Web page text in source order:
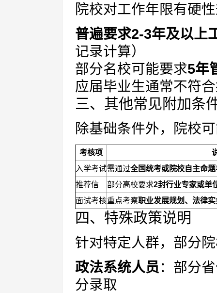
院校对工作年限有硬
普遍要求2-3年及以上
记录计算）
部分名校可能要求5年
应届毕业生通常不符
三、其他常见附加条
除基础条件外，院校
考核项
入学考试需通过全国统考或院校自主命
推荐信
部分高校要求2封行业专家或单
面试考核重点考察职业发展规划、法律
四、特殊政策说明
针对特定人群，部分
政法系统人员 ：部分
分录取